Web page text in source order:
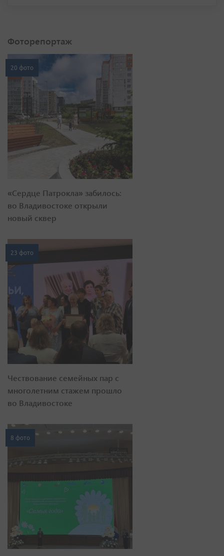
Фоторепортаж
20 фото
«Сердце Патрокла» забилось:
во Владивостоке открыли
новый сквер
23 фото
Чествование семейных пар с
многолетним стажем прошло
во Владивостоке
8 фото